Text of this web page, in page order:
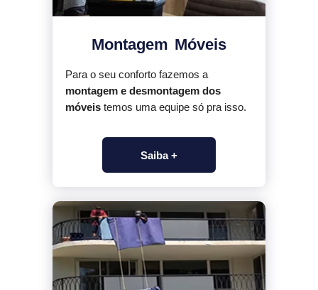
Montagem Móveis
Para o seu conforto fazemos a
montagem e desmontagem dos
móveis temos uma equipe só pra isso.
Saiba +